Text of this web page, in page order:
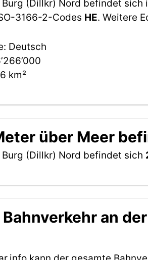
(Dillkr) Nord befindet sich
3166-2-Codes HE. Weitere
Deutsch
km²
über Meer
(Dillkr) Nord befindet sich
Bahnverkehr an